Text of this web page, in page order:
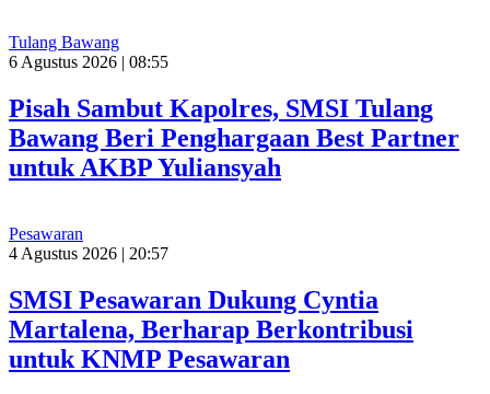
Tulang Bawang
6 Agustus 2026 | 08:55
Pisah Sambut Kapolres, SMSI Tulang
Bawang Beri Penghargaan Best Partner
untuk AKBP Yuliansyah
Pesawaran
4 Agustus 2026 | 20:57
SMSI Pesawaran Dukung Cyntia
Martalena, Berharap Berkontribusi
untuk KNMP Pesawaran